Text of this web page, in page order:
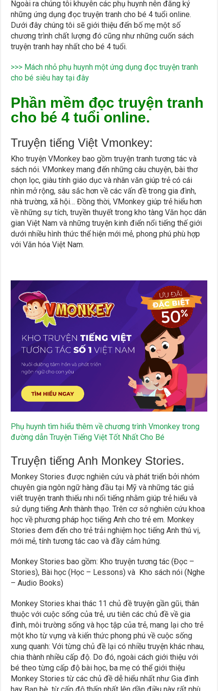
Ngoài ra chúng tôi khuyên các phụ huynh nên đăng ký
những ứng dụng đọc truyện tranh cho bé 4 tuổi online.
Dưới đây chúng tôi sẽ giới thiệu đến bố mẹ một số
chương trình chất lượng đó cũng như những cuốn sách
truyện tranh hay nhất cho bé 4 tuổi.
>>> Mách nhỏ phụ huynh một ứng dụng đọc truyện tranh
cho bé siêu hay tại đây
Phần mềm đọc truyện tranh
cho bé 4 tuổi online.
Truyện tiếng Việt Vmonkey:
Kho truyện VMonkey bao gồm truyện tranh tương tác và
sách nói. VMonkey mang đến những câu chuyện, bài thơ
chọn lọc, giàu tính giáo dục và nhân văn giúp trẻ có cái
nhìn mở rộng, sâu sắc hơn về các vấn đề trong gia đình,
nhà trường, xã hội… Đồng thời, VMonkey giúp trẻ hiểu hơn
về những sự tích, truyền thuyết trong kho tàng Văn học dân
gian Việt Nam và những truyện kinh điển nổi tiếng thế giới
dưới nhiều hình thức thể hiện mới mẻ, phong phú phù hợp
với Văn hóa Việt Nam.
Phụ huynh tìm hiểu thêm về chương trình Vmonkey trong
đường dẫn Truyện Tiếng Việt Tốt Nhất Cho Bé
Truyện tiếng Anh Monkey Stories.
Monkey Stories được nghiên cứu và phát triển bởi nhóm
chuyên gia ngôn ngữ hàng đầu tại Mỹ và những tác giả
viết truyện tranh thiếu nhi nổi tiếng nhằm giúp trẻ hiểu và
sử dụng tiếng Anh thành thạo. Trên cơ sở nghiên cứu khoa
học về phương pháp học tiếng Anh cho trẻ em. Monkey
Stories đem đến cho trẻ trải nghiệm học tiếng Anh thú vị,
mới mẻ, tính tương tác cao và đầy cảm hứng.
Monkey Stories bao gồm: Kho truyện tương tác (Đọc –
Stories), Bài học (Học – Lessons) và Kho sách nói (Nghe
– Audio Books)
Monkey Stories khai thác 11 chủ đề truyện gần gũi, thân
thuộc với cuộc sống của trẻ, ưu tiên các chủ đề về gia
đình, môi trường sống và học tập của trẻ, mang lại cho trẻ
một kho từ vựng và kiến thức phong phú về cuộc sống
xung quanh: Với từng chủ đề lại có nhiều truyện khác nhau,
chia thành nhiều cấp độ. Do đó, ngoài cách giới thiệu với
bé theo từng cấp độ bài học, ba mẹ có thể giới thiệu
Monkey Stories từ các chủ đề dễ hiểu nhất như Gia đình